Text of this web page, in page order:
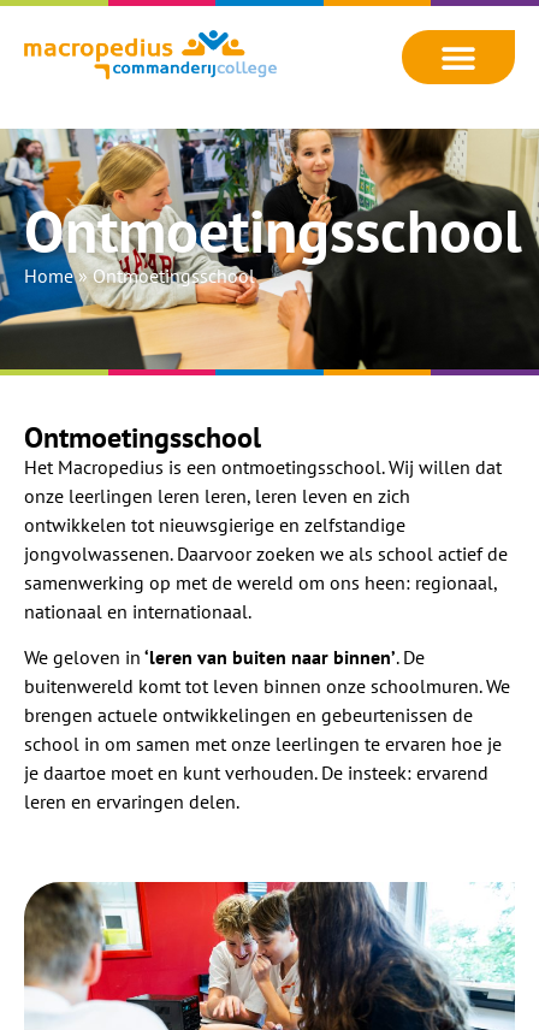
Ontmoetingsschool
Home»Ontmoetingsschool
Ontmoetingsschool
Het Macropedius is een ontmoetingsschool. Wij willen dat
onze leerlingen leren leren, leren leven en zich
ontwikkelen tot nieuwsgierige en zelfstandige
jongvolwassenen. Daarvoor zoeken we als school actief de
samenwerking op met de wereld om ons heen: regionaal,
nationaal en internationaal.
We geloven in ‘leren van buiten naar binnen’. De
buitenwereld komt tot leven binnen onze schoolmuren. We
brengen actuele ontwikkelingen en gebeurtenissen de
school in om samen met onze leerlingen te ervaren hoe je
je daartoe moet en kunt verhouden. De insteek: ervarend
leren en ervaringen delen.